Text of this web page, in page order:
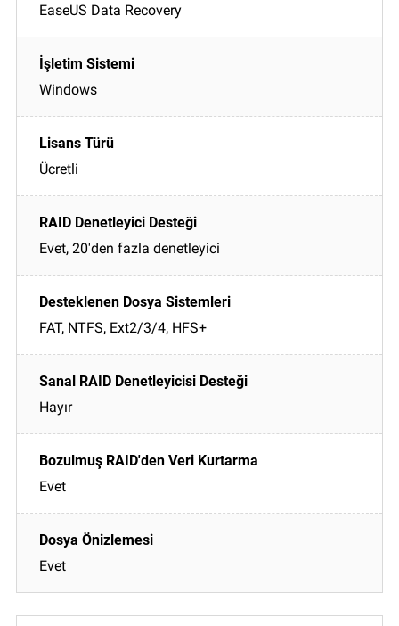
EaseUS Data Recovery
Windows
Ücretli
Evet, 20'den fazla denetleyici
FAT, NTFS, Ext2/3/4, HFS+
Hayır
Evet
Evet